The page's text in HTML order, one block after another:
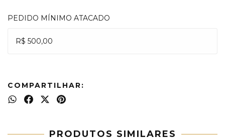
PEDIDO MÍNIMO ATACADO
R$ 500,00
COMPARTILHAR:
PRODUTOS SIMILARES